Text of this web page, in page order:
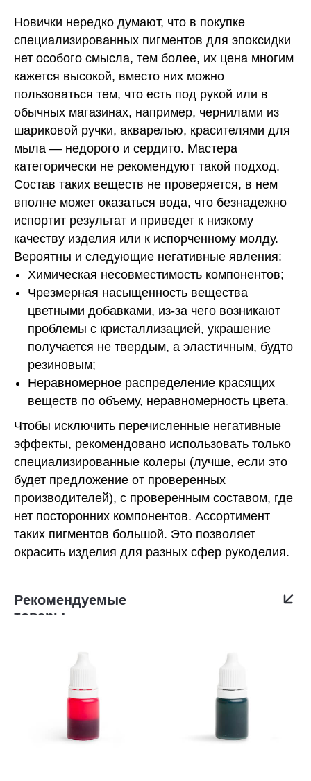
Новички нередко думают, что в покупке
специализированных пигментов для эпоксидки
нет особого смысла, тем более, их цена многим
кажется высокой, вместо них можно
пользоваться тем, что есть под рукой или в
обычных магазинах, например, чернилами из
шариковой ручки, акварелью, красителями для
мыла — недорого и сердито. Мастера
категорически не рекомендуют такой подход.
Состав таких веществ не проверяется, в нем
вполне может оказаться вода, что безнадежно
испортит результат и приведет к низкому
качеству изделия или к испорченному молду.
Вероятны и следующие негативные явления:
Химическая несовместимость компонентов;
Чрезмерная насыщенность вещества
цветными добавками, из-за чего возникают
проблемы с кристаллизацией, украшение
получается не твердым, а эластичным, будто
резиновым;
Неравномерное распределение красящих
веществ по объему, неравномерность цвета.
Чтобы исключить перечисленные негативные
эффекты, рекомендовано использовать только
специализированные колеры (лучше, если это
будет предложение от проверенных
производителей), с проверенным составом, где
нет посторонних компонентов. Ассортимент
таких пигментов большой. Это позволяет
окрасить изделия для разных сфер рукоделия.
Рекомендуемые
товары